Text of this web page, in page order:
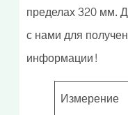
пределах 320 мм.
с нами для
информации!
Измерение